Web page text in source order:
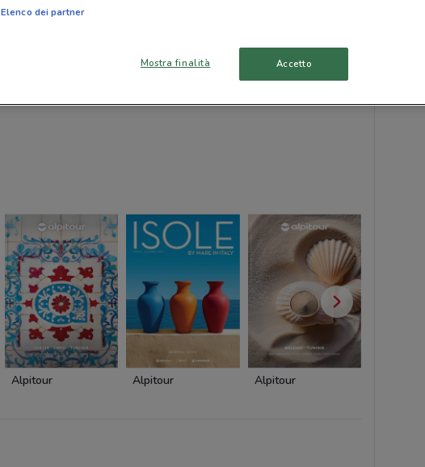
Alpitour Alpitour Alpitour
Elenco dei partner
Mostra finalità Accetto